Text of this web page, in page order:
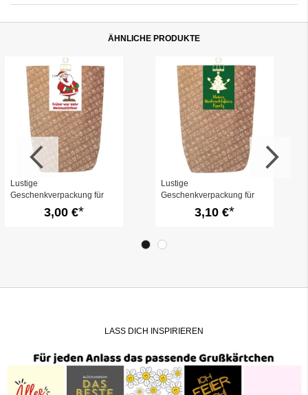
ÄHNLICHE PRODUKTE
Lustige
Geschenkverpackung für
Weihnachtsgeschenke –
„Früher war mehr
3,00 €
Lustige
Geschenkverpackung für
Weihnachtsgeschenke
„Weihnachtsfeier Ersatz“
3,10 €
LASS DICH INSPIRIEREN